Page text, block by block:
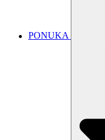
PONUKA